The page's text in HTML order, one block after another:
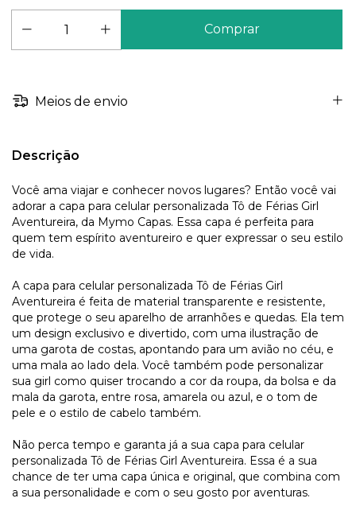
Meios de envio
Descrição
Você ama viajar e conhecer novos lugares? Então você vai
adorar a capa para celular personalizada Tô de Férias Girl
Aventureira, da Mymo Capas. Essa capa é perfeita para
quem tem espírito aventureiro e quer expressar o seu estilo
de vida.
A capa para celular personalizada Tô de Férias Girl
Aventureira é feita de material transparente e resistente,
que protege o seu aparelho de arranhões e quedas. Ela tem
um design exclusivo e divertido, com uma ilustração de
uma garota de costas, apontando para um avião no céu, e
uma mala ao lado dela. Você também pode personalizar
sua girl como quiser trocando a cor da roupa, da bolsa e da
mala da garota, entre rosa, amarela ou azul, e o tom de
pele e o estilo de cabelo também.
Não perca tempo e garanta já a sua capa para celular
personalizada Tô de Férias Girl Aventureira. Essa é a sua
chance de ter uma capa única e original, que combina com
a sua personalidade e com o seu gosto por aventuras.